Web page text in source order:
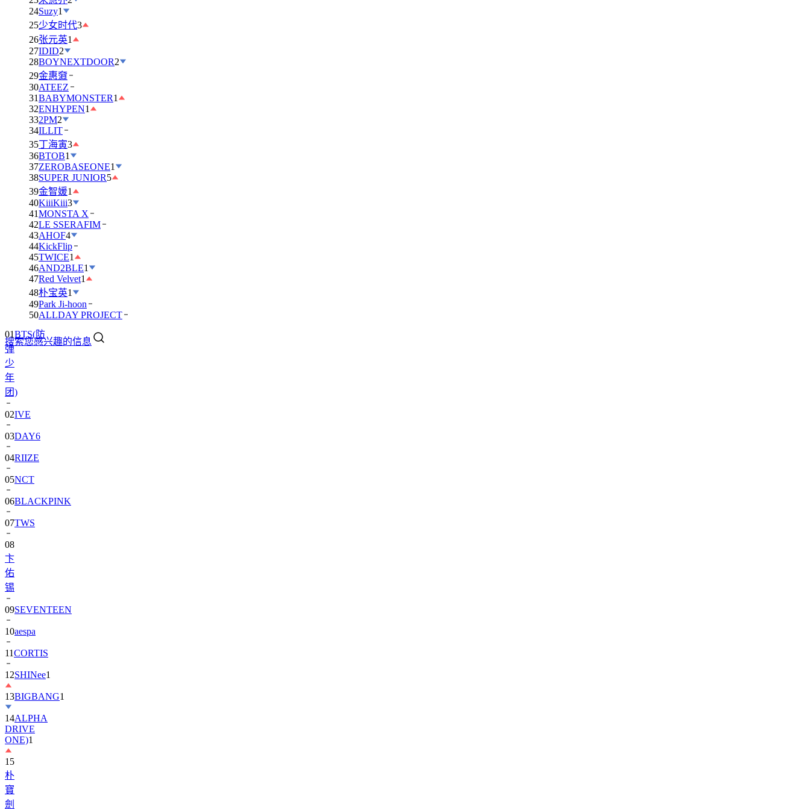
24Suzy1
25少女时代3
26张元英1
27IDID2
28BOYNEXTDOOR2
29金惠奫
30ATEEZ
31BABYMONSTER1
32ENHYPEN1
332PM2
34ILLIT
35丁海寅3
36BTOB1
37ZEROBASEONE1
38SUPER JUNIOR5
39金智媛1
40KiiiKiii3
41MONSTA X
42LE SSERAFIM
43AHOF4
44KickFlip
45TWICE1
46AND2BLE1
47Red Velvet1
48朴宝英1
49Park Ji-hoon
50ALLDAY PROJECT
搜索您感兴趣的信息
01BTS(防
弹
少
年
团)
02IVE
03DAY6
04RIIZE
05NCT
06BLACKPINK
07TWS
08
卞
佑
锡
09SEVENTEEN
10aespa
11CORTIS
12SHINee1
13BIGBANG1
14ALPHA
DRIVE
ONE)1
15
朴
寶
劍